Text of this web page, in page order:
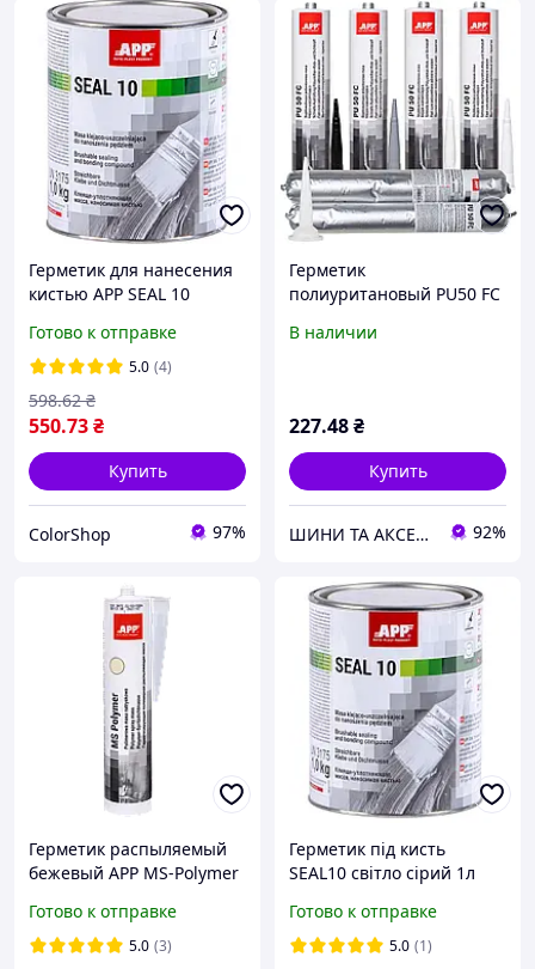
Герметик для нанесения
кистью APP SEAL 10
Готово к отправке
5.0 (4)
550.73₴
598.62 ₴
Купить
ColorShop 97%
Герметик
полиуритановый PU50 FC
черный 310мл APP,
В наличии
227.48₴
Купить
ШИНИ ТА АКСЕСУАРИ ДЛЯ ВСІХ ВИДІВ ТЕХНІКИ 92%
Герметик распыляемый
бежевый APP MS-Polymer
Готово к отправке
5.0 (3)
Герметик під кисть
SEAL10 світло сірий 1л
Готово к отправке
5.0 (1)